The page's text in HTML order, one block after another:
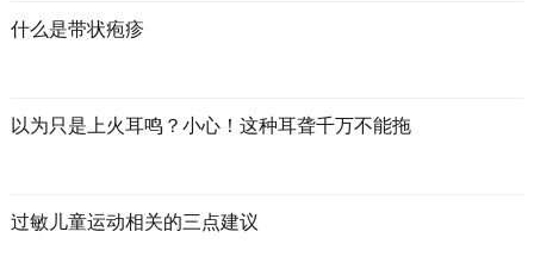
什么是带状疱疹
以为只是上火耳鸣？小心！这种耳聋千万不能拖
过敏儿童运动相关的三点建议